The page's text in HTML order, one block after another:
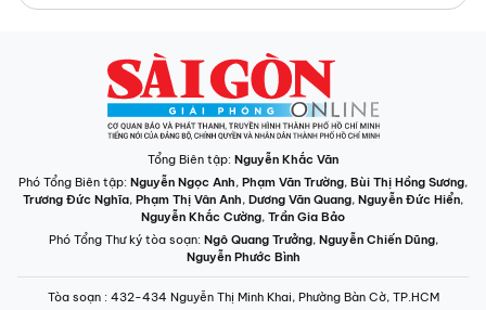
Tổng Biên tập: Nguyễn Khắc Văn
Phó Tổng Biên tập: Nguyễn Ngọc Anh, Phạm Văn Trường, Bùi Thị Hồng Sương,
Trương Đức Nghĩa, Phạm Thị Vân Anh, Dương Văn Quang, Nguyễn Đức Hiển,
Nguyễn Khắc Cường, Trần Gia Bảo
Phó Tổng Thư ký tòa soạn: Ngô Quang Trưởng, Nguyễn Chiến Dũng,
Nguyễn Phước Bình
Tòa soạn : 432-434 Nguyễn Thị Minh Khai, Phường Bàn Cờ, TP.HCM